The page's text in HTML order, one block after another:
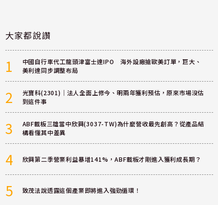
大家都說讚
1
中國自行車代工龍頭津富士達IPO 海外設廠搶歐美訂單，巨大、
美利達同步調整布局
2
光寶科(2301)｜法人全面上修今、明兩年獲利預估，原來市場沒估
到這件事
3
ABF載板三雄當中欣興(3037-TW)為什麼營收最先創高？從產品結
構看懂其中差異
4 欣興第二季營業利益暴增141%，ABF載板才剛進入獲利成長期？
5 致茂法說透露這個產業即將進入強勁循環！